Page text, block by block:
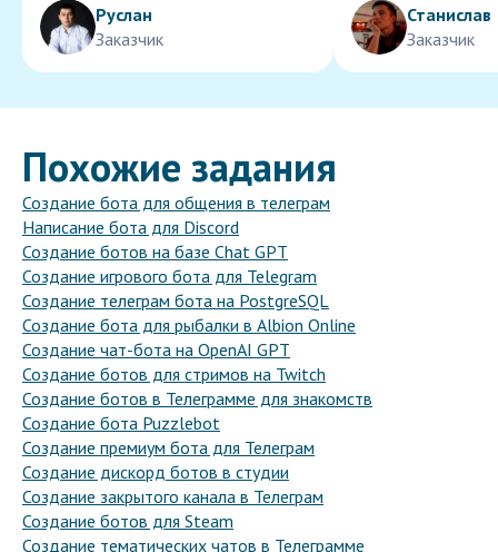
Руслан
Заказчик
Станислав
Заказчик
Похожие задания
Создание бота для общения в телеграм
Написание бота для Discord
Создание ботов на базе Chat GPT
Создание игрового бота для Telegram
Создание телеграм бота на PostgreSQL
Создание бота для рыбалки в Albion Online
Создание чат-бота на OpenAI GPT
Создание ботов для стримов на Twitch
Создание ботов в Телеграмме для знакомств
Создание бота Puzzlebot
Создание премиум бота для Телеграм
Создание дискорд ботов в студии
Создание закрытого канала в Телеграм
Создание ботов для Steam
Создание тематических чатов в Телеграмме